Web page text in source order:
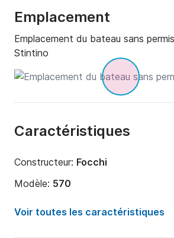
Emplacement
Emplacement du bateau sans
Stintino
Caractéristiques
Constructeur: Focchi
Modèle: 570
Puissance moteur:
40cv
Voir toutes les caractéristiques